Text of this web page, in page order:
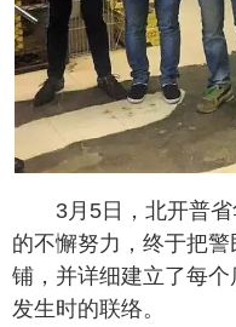
3月5日，北开普
的不懈努力，终于把
铺，并详细建立了每
发生时的联络。